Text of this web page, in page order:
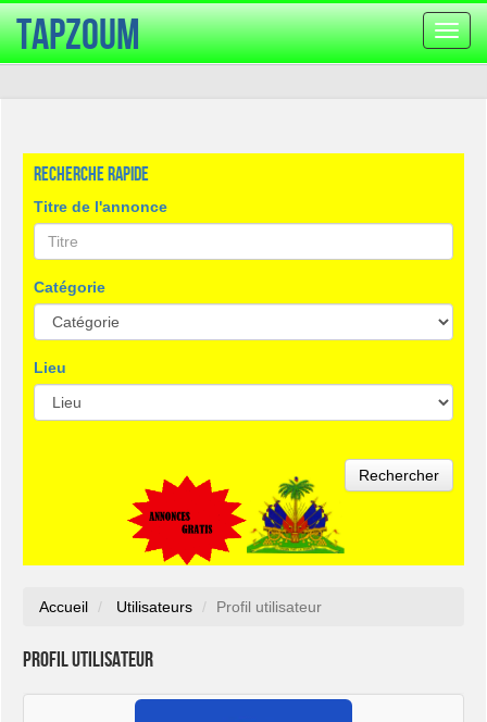
la
TapZoum
Recherche rapide
Titre de l'annonce
Catégorie
Lieu
Rechercher
Accueil Utilisateurs Profil utilisateur
Profil utilisateur